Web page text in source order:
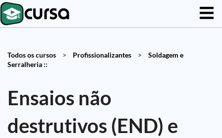
Todos os cursos > Profissionalizantes >
Soldagem e
Serralheria ::
Ensaios não
destrutivos (END) e